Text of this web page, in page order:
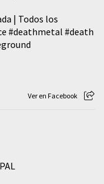
| Todos los
#deathmetal #death
Ver en Facebook